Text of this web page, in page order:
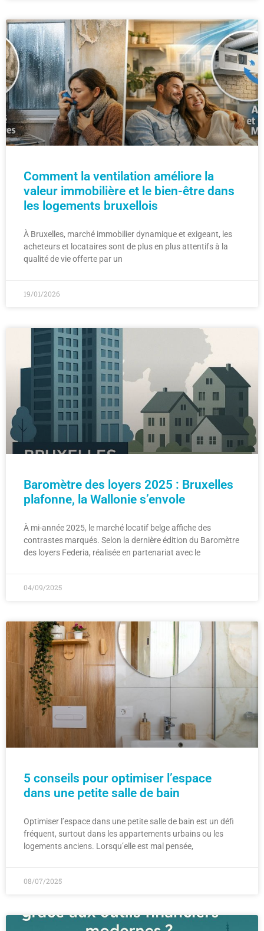
Comment la ventilation améliore la
valeur immobilière et le bien-être dans
les logements bruxellois
À Bruxelles, marché immobilier dynamique et exigeant, les
acheteurs et locataires sont de plus en plus attentifs à la
qualité de vie offerte par un
19/01/2026
Baromètre des loyers 2025 : Bruxelles
plafonne, la Wallonie s’envole
À mi-année 2025, le marché locatif belge affiche des
contrastes marqués. Selon la dernière édition du Baromètre
des loyers Federia, réalisée en partenariat avec le
04/09/2025
5 conseils pour optimiser l’espace
dans une petite salle de bain
Optimiser l’espace dans une petite salle de bain est un défi
fréquent, surtout dans les appartements urbains ou les
logements anciens. Lorsqu’elle est mal pensée,
08/07/2025